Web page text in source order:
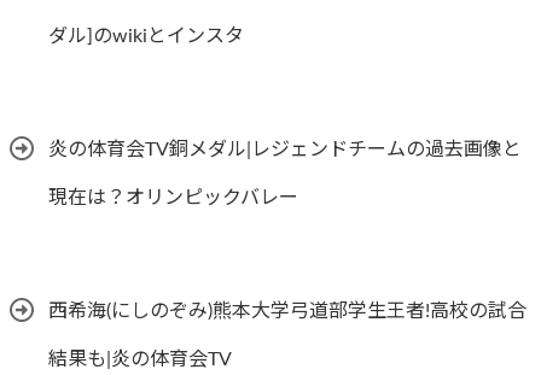
ダル]のwikiとインスタ
炎の体育会TV銅メダル|レジェンドチームの過去画像と
現在は？オリンピックバレー
西希海(にしのぞみ)熊本大学弓道部学生王者!高校の試合
結果も|炎の体育会TV